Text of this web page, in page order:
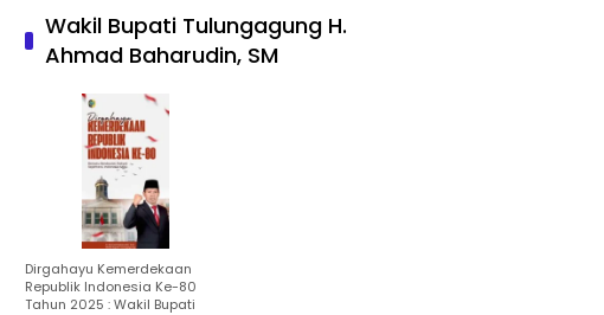
Wakil Bupati Tulungagung H.
Ahmad Baharudin, SM
Dirgahayu Kemerdekaan
Republik Indonesia Ke-80
Tahun 2025 : Wakil Bupati